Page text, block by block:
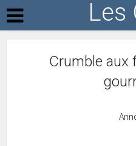
Les
Crumble aux